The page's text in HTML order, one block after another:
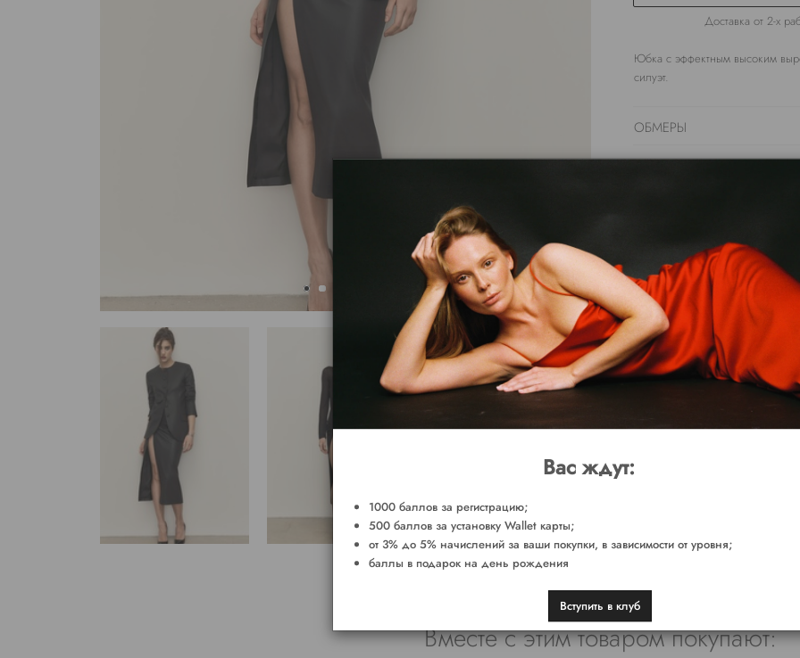
Доставка от 2-х
Юбка с эффектным высоким
силуэт.
ОБМЕРЫ
СОСТАВ
Сделано в России
Арт. SKRBL0300
Вместе с этим товаром покупают:
Вас ждут:
1000 баллов за регистрацию;
500 баллов за установку Wallet карты;
от 3% до 5% начислений за ваши покупки, в зависимости от уровня;
баллы в подарок на день рождения
Вступить в клуб